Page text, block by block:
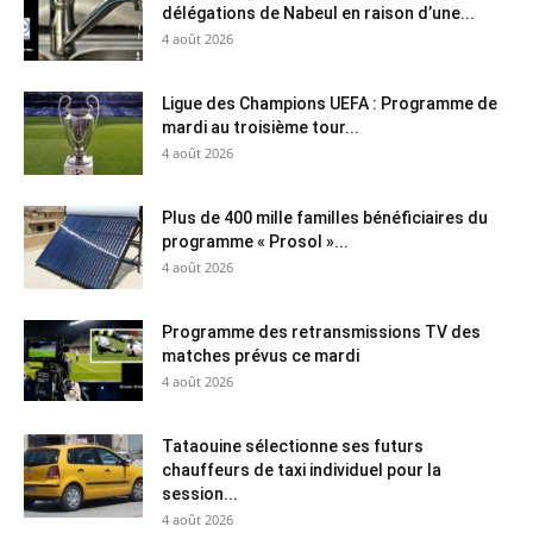
délégations de Nabeul en raison d’une...
4 août 2026
Ligue des Champions UEFA : Programme de
mardi au troisième tour...
4 août 2026
Plus de 400 mille familles bénéficiaires du
programme « Prosol »...
4 août 2026
Programme des retransmissions TV des
matches prévus ce mardi
4 août 2026
Tataouine sélectionne ses futurs
chauffeurs de taxi individuel pour la
session...
4 août 2026